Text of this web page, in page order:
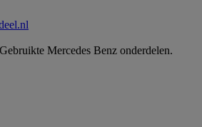
Mercedes Benz onderdelen.